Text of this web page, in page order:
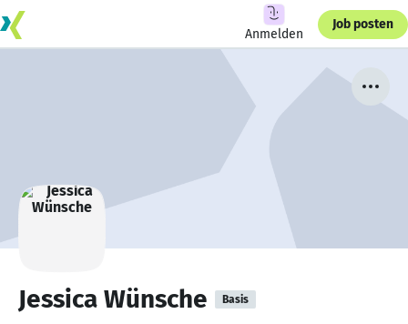
Anmelden
Job posten
Jessica Wünsche Basis